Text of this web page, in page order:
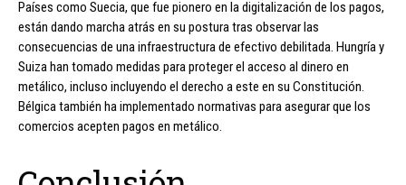
Países como Suecia, que fue pionero en la digitalización de los pagos,
están dando marcha atrás en su postura tras observar las
consecuencias de una infraestructura de efectivo debilitada. Hungría y
Suiza han tomado medidas para proteger el acceso al dinero en
metálico, incluso incluyendo el derecho a este en su Constitución.
Bélgica también ha implementado normativas para asegurar que los
comercios acepten pagos en metálico.